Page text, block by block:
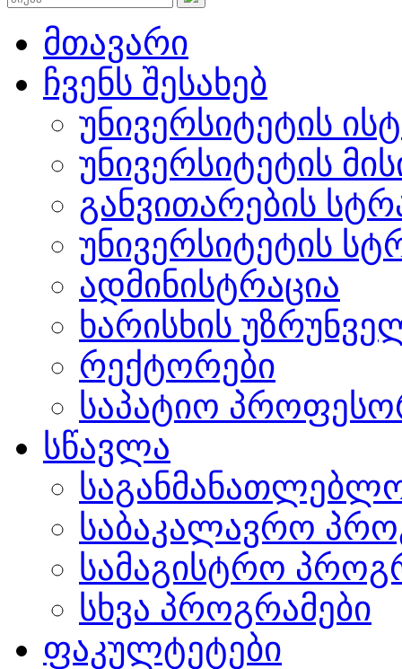
მთავარი
ჩვენს შესახებ
უნივერსიტეტის
უნივერსიტეტის
განვითარების
უნივერსიტეტის
ადმინისტრაცია
ხარისხის
რექტორები
საპატიო
სწავლა
საბაკალავრო
სამაგისტრო
სხვა პროგრამები
ფაკულტეტები